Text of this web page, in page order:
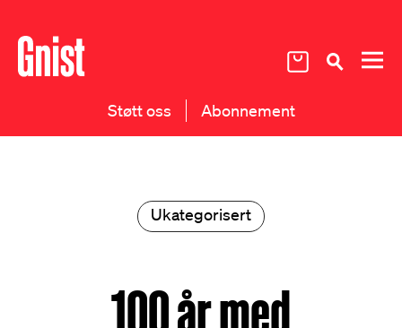
Støtt oss Abonnement
Ukategorisert
100 år med